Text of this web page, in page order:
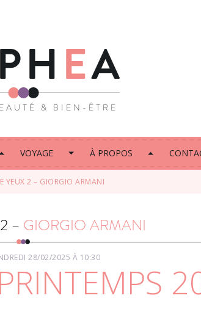
& BIEN-ÊTRE
VOYAGE À PROPOS
YEUX 2 – GIORGIO ARMANI
– GIORGIO ARMANI
28/02/2025 À 10:30